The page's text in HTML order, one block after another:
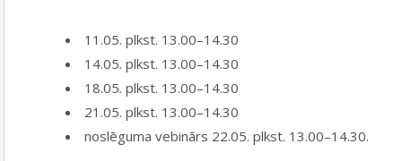
11.05. plkst. 13.00–14.30
14.05. plkst. 13.00–14.30
18.05. plkst. 13.00–14.30
21.05. plkst. 13.00–14.30
noslēguma vebinārs 22.05. plkst. 13.00–14.30.